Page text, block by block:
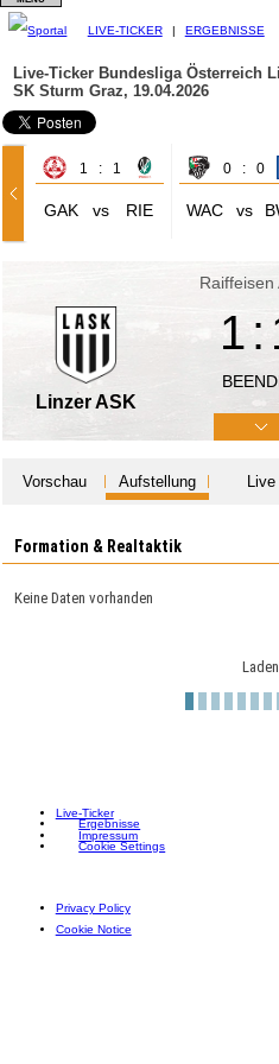
LIVE-TICKER | ERGEBNISSE
Live-Ticker Bundesliga Österreich
SK Sturm Graz, 19.04.2026
1 : 1
GAK vs RIE
0 : 0
WAC vs
Raiffeisen
Linzer ASK
Vorschau Aufstellung Live
Formation & Realtaktik
Keine Daten vorhanden
Laden
Live-Ticker
Ergebnisse
Impressum
Cookie Settings
Privacy Policy
Cookie Notice